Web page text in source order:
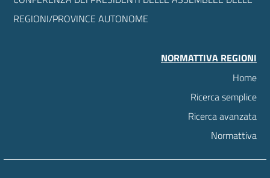
REGIONI/PROVINCE AUTONOME
NORMATTIVA REGIONI
Home
Ricerca semplice
Ricerca avanzata
Normattiva